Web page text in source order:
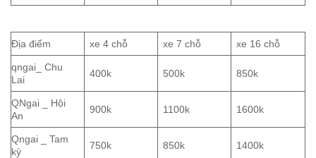
Địa điểm xe 4 chỗ xe 7 chỗ xe 16 chỗ
qngai_ Chu
Lai
400k 500k 850k
QNgai _ Hội
An
900k 1100k 1600k
Qngai _ Tam
kỳ
750k 850k 1400k